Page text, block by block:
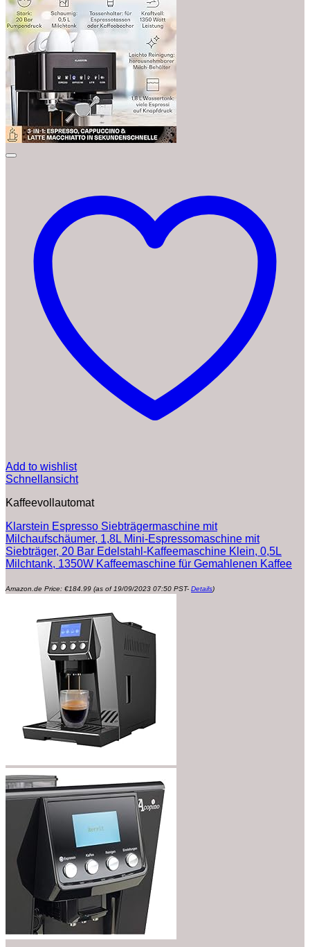
Add to wishlist
Schnellansicht
Kaffeevollautomat
Klarstein Espresso Siebträgermaschine mit
Milchaufschäumer, 1,8L Mini-Espressomaschine mit
Siebträger, 20 Bar Edelstahl-Kaffeemaschine Klein, 0,5L
Milchtank, 1350W Kaffeemaschine für Gemahlenen Kaffee
Amazon.de Price: €184.99 (as of 19/09/2023 07:50 PST- Details)